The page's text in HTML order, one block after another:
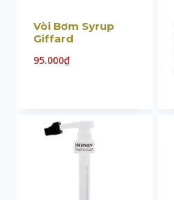
Vòi Bơm Syrup
Giffard
95.000₫